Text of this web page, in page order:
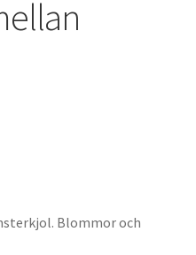
Blommor och